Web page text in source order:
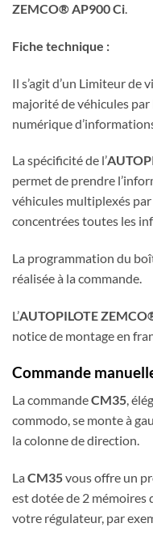
ZEMCO® AP900 Ci.
Fiche technique :
Il s’agit d’un Limiteur de
majorité de véhicules
numérique
La spécificité de l’
permet de prendre
véhicules multiplexés
concentrées toutes les
La programmation du
réalisée à la commande.
L’AUTOPILOTE
notice de montage en
Commande
La commandeCM35,
commodo, se monte à
la colonne de direction.
La CM35vous offre un
est dotée de 2
votre régulateur, par